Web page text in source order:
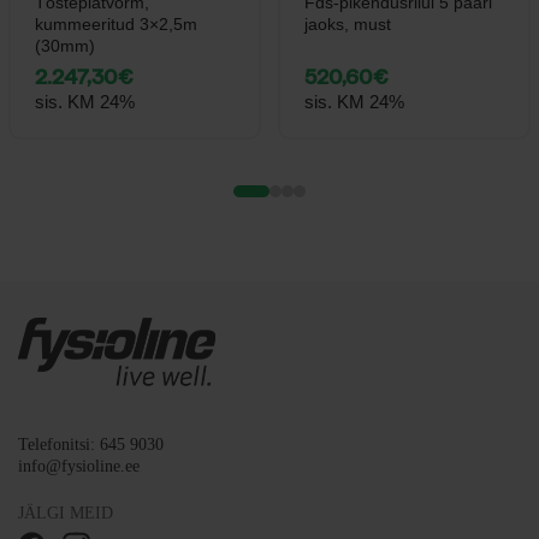
kummeeritud 3×2,5m
(30mm)
2.247,30€
sis. KM 24%
jaoks, must
520,60€
sis. KM 24%
Telefonitsi: 645 9030
info@fysioline.ee
JÄLGI MEID